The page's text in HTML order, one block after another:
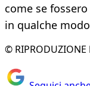
come se
in qualche
© RIPRODUZIONE